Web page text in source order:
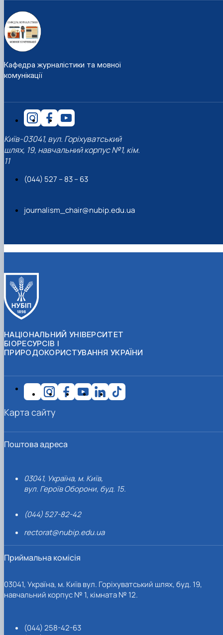
Кафедра журналістики та мовної
комунікації
Київ-03041, вул. Горіхуватський
шлях, 19, навчальний корпус №1, кім.
11
(044) 527 – 83 – 63
journalism_chair@nubip.edu.ua
НАЦІОНАЛЬНИЙ УНІВЕРСИТЕТ
БІОРЕСУРСІВ І
ПРИРОДОКОРИСТУВАННЯ УКРАЇНИ
Поштова адреса
03041, Україна, м. Київ,
вул. Героїв Оборони, буд. 15.
(044) 527-82-42
rectorat@nubip.edu.ua
Приймальна комісія
03041, Україна, м. Київ вул. Горіхуватський шлях, буд. 19,
навчальний корпус № 1, кімната № 12.
(044) 258-42-63
Карта сайту